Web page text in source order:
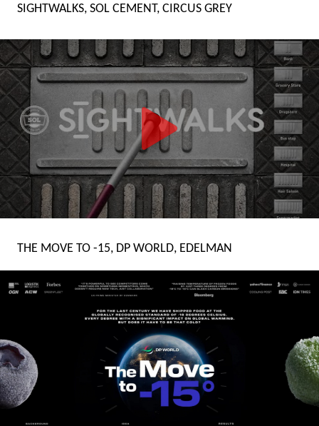
SIGHTWALKS, SOL CEMENT, CIRCUS GREY
THE MOVE TO -15, DP WORLD, EDELMAN